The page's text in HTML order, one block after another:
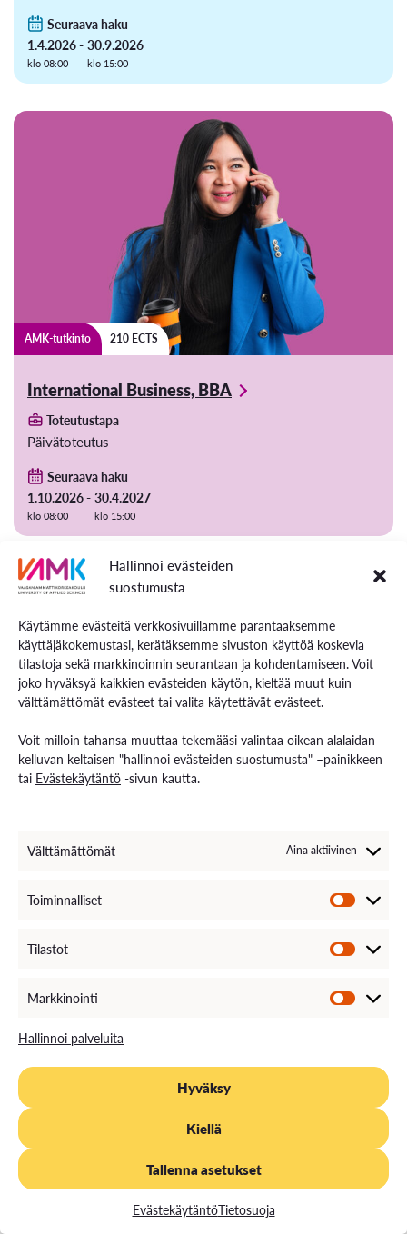
Hallinnoi evästeiden
suostumusta
Käytämme evästeitä verkkosivuillamme parantaaksemme
käyttäjäkokemustasi, kerätäksemme sivuston käyttöä koskevia
tilastoja sekä markkinoinnin seurantaan ja kohdentamiseen. Voit
joko hyväksyä kaikkien evästeiden käytön, kieltää muut kuin
välttämättömät evästeet tai valita käytettävät evästeet.
Voit milloin tahansa muuttaa tekemääsi valintaa oikean alalaidan
kelluvan keltaisen "hallinnoi evästeiden suostumusta" –painikkeen
tai Evästekäytäntö -sivun kautta.
Välttämättömät Aina aktiivinen
Toiminnalliset
Tilastot
Markkinointi
Hallinnoi palveluita
Hyväksy
Kiellä
Tallenna asetukset
EvästekäytäntöTietosuoja
Seuraava haku
1.4.2026 -
klo 08:00
30.9.2026
klo 15:00
AMK-tutkinto 210 ECTS
International Business, BBA
Toteutustapa
Päivätoteutus
Seuraava haku
1.10.2026 -
klo 08:00
30.4.2027
klo 15:00
YAMK-tutkinto
Energy Storage Systems, Engineering
Blended Learning
1.10.2026 -